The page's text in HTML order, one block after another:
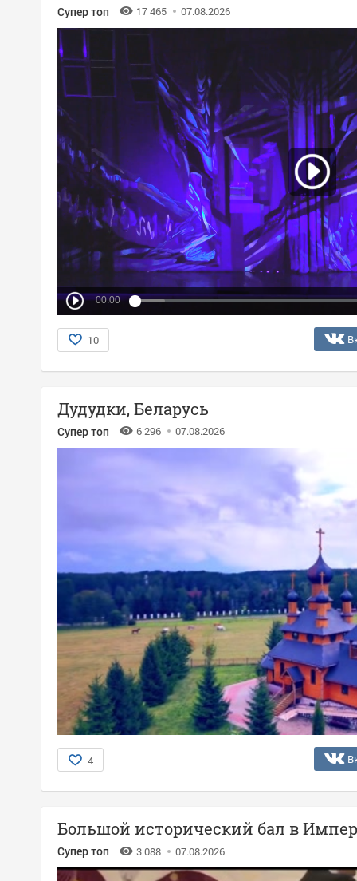
Супер топ 17 465 07.08.2026
00:00
10
Дудудки, Беларусь
Супер топ 6 296 07.08.2026
4
Большой исторический бал в
Супер топ 3 088 07.08.2026